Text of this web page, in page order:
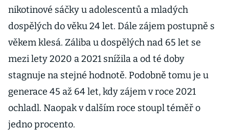
nikotinové sáčky u adolescentů a mladých
dospělých do věku 24 let. Dále zájem postupně s
věkem klesá. Záliba u dospělých nad 65 let se
mezi lety 2020 a 2021 snížila a od té doby
stagnuje na stejné hodnotě. Podobně tomu je u
generace 45 až 64 let, kdy zájem v roce 2021
ochladl. Naopak v dalším roce stoupl téměř o
jedno procento.